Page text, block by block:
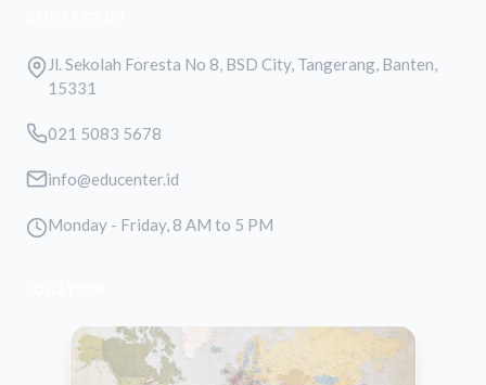
Jl. Sekolah Foresta No 8, BSD City, Tangerang, Banten,
15331
021 5083 5678
info@educenter.id
Monday - Friday, 8 AM to 5 PM